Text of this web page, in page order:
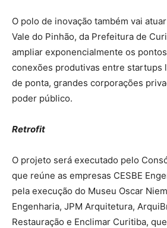
O polo de inovação também vai
Vale do Pinhão, da Prefeitura de
ampliar exponencialmente os
conexões produtivas entre startups
de ponta, grandes corporações
poder público.
Retrofit
O projeto será executado pelo
que reúne as empresas CESBE
pela execução do Museu Oscar
Engenharia, JPM Arquitetura,
Restauração e Enclimar Curitiba,